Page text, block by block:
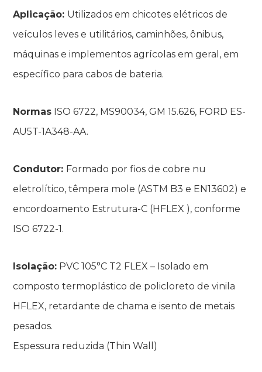
Aplicação: Utilizados em chicotes elétricos de
veículos leves e utilitários, caminhões, ônibus,
máquinas e implementos agrícolas em geral, em
específico para cabos de bateria.
Normas ISO 6722, MS90034, GM 15.626, FORD ES-
AU5T-1A348-AA.
Condutor: Formado por fios de cobre nu
eletrolítico, têmpera mole (ASTM B3 e EN13602) e
encordoamento Estrutura-C (HFLEX ), conforme
ISO 6722-1.
Isolação: PVC 105°C T2 FLEX – Isolado em
composto termoplástico de policloreto de vinila
HFLEX, retardante de chama e isento de metais
pesados.
Espessura reduzida (Thin Wall)